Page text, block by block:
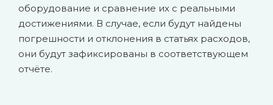
оборудование и сравнение их с реальными
достижениями. В случае, если будут найдены
погрешности и отклонения в статьях расходов,
они будут зафиксированы в соответствующем
отчёте.